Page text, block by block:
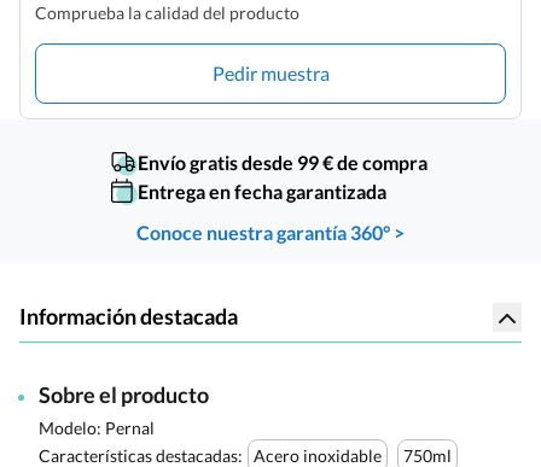
Comprueba la calidad del producto
Pedir muestra
Envío gratis desde 99 € de compra
Entrega en fecha garantizada
Conoce nuestra garantía 360° >
Información destacada
Sobre el producto
Modelo: Pernal
Características destacadas: Acero inoxidable
750ml